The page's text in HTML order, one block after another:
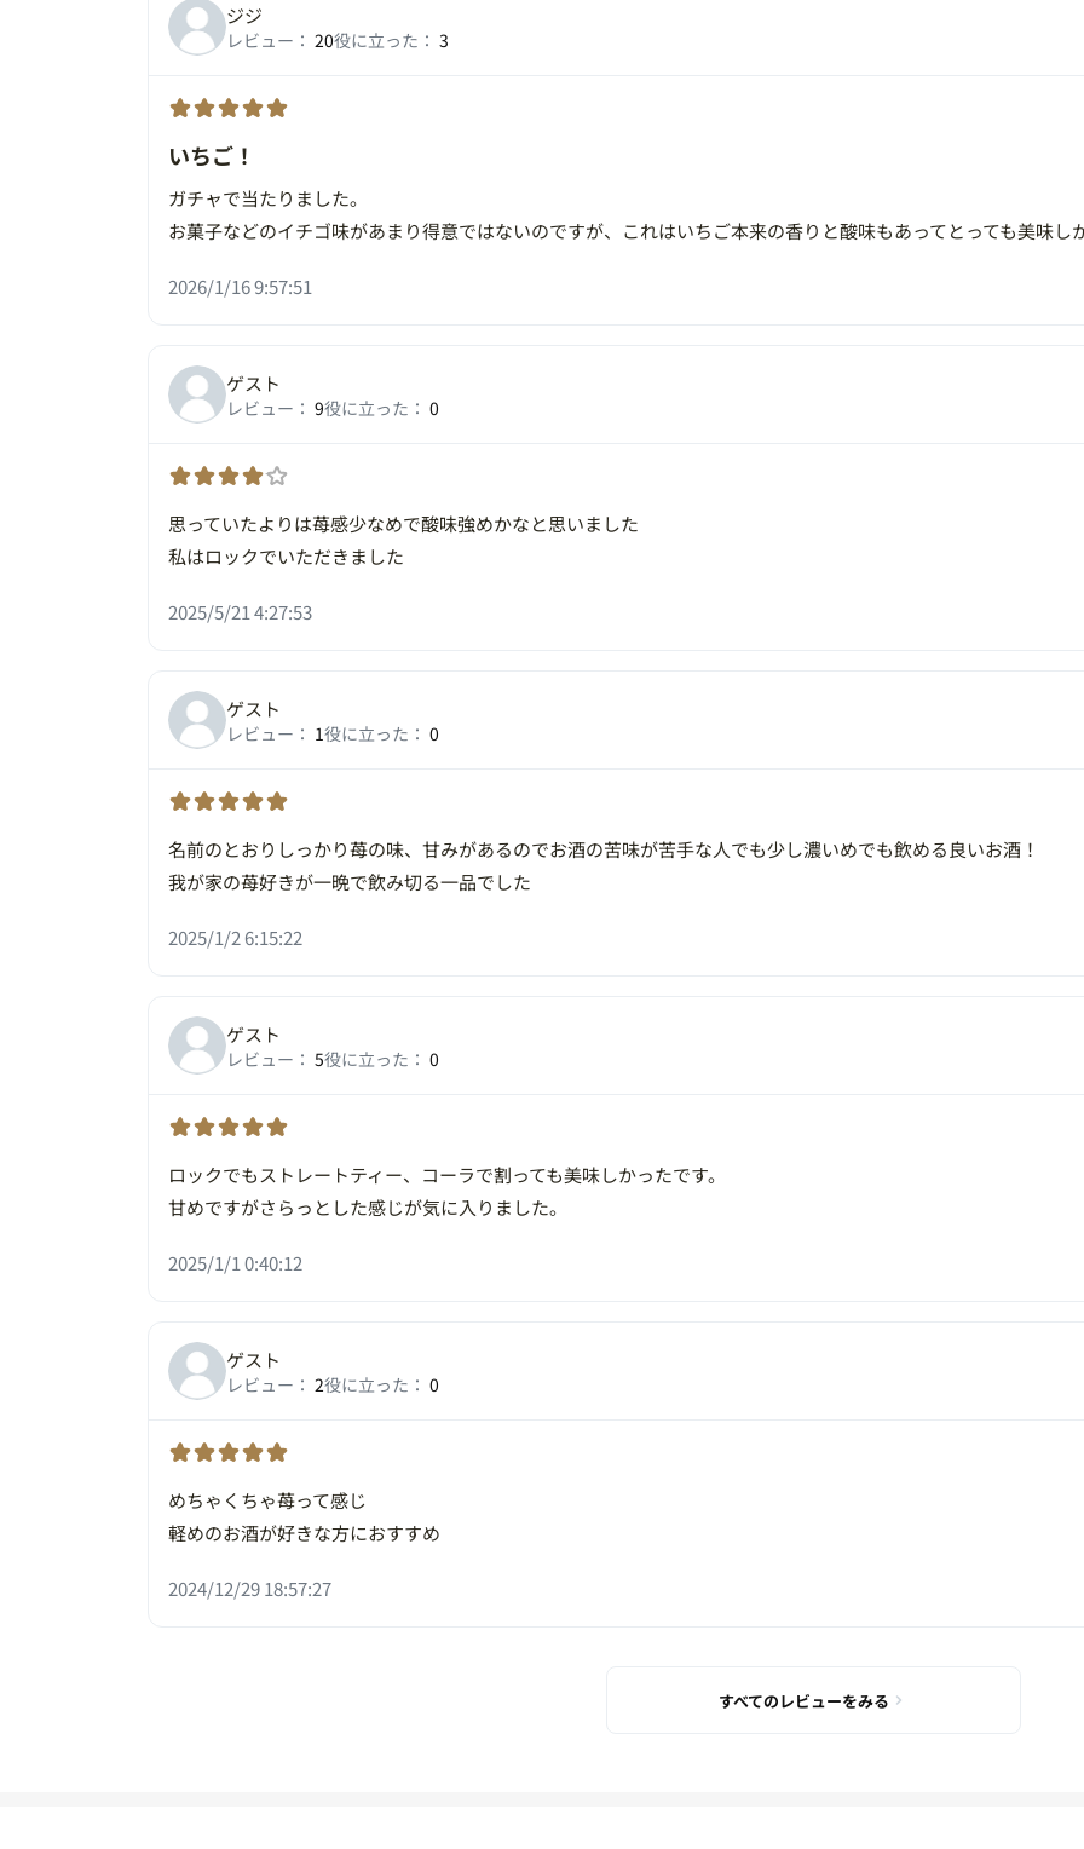
ジジ
レビュー： 20役に立った： 3
いちご！
ガチャで当たりました。
お菓子などのイチゴ味があまり得意ではないのですが、これはいちご本来の香りと酸味もあってとっても美味し
2026/1/16 9:57:51
ゲスト
レビュー： 9役に立った： 0
思っていたよりは苺感少なめで酸味強めかなと思いました
私はロックでいただきました
2025/5/21 4:27:53
ゲスト
レビュー： 1役に立った： 0
名前のとおりしっかり苺の味、甘みがあるのでお酒の苦味が苦手な人でも少し濃いめでも飲める良いお酒！
我が家の苺好きが一晩で飲み切る一品でした
2025/1/2 6:15:22
ゲスト
レビュー： 5役に立った： 0
ロックでもストレートティー、コーラで割っても美味しかったです。
甘めですがさらっとした感じが気に入りました。
2025/1/1 0:40:12
ゲスト
レビュー： 2役に立った： 0
めちゃくちゃ苺って感じ
軽めのお酒が好きな方におすすめ
2024/12/29 18:57:27
すべてのレビューをみる